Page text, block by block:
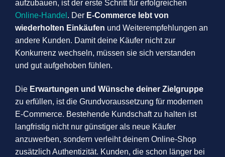
aufzubauen, ist der erste Schritt für erfolgreichen
Online-Handel . Der E-Commerce lebt von
wiederholten Einkäufen und Weiterempfehlungen an
andere Kunden. Damit deine Käufer nicht zur
Konkurrenz wechseln, müssen sie sich verstanden
und gut aufgehoben fühlen.
Die Erwartungen und Wünsche deiner Zielgruppe
zu erfüllen, ist die Grundvoraussetzung für modernen
E-Commerce. Bestehende Kundschaft zu halten ist
langfristig nicht nur günstiger als neue Käufer
anzuwerben, sondern verleiht deinem Online-Shop
zusätzlich Authentizität. Kunden, die schon länger bei